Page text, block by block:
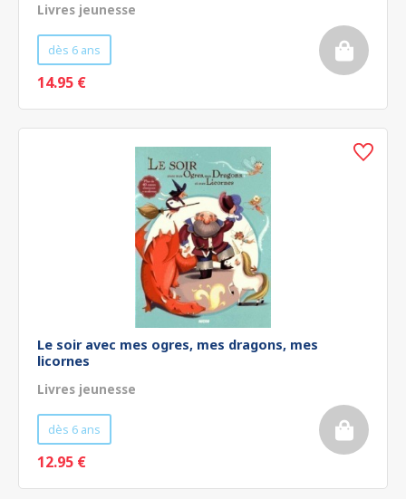
Livres jeunesse
dès 6 ans
14.95 €
Le soir avec mes ogres, mes dragons, mes
licornes
Livres jeunesse
dès 6 ans
12.95 €